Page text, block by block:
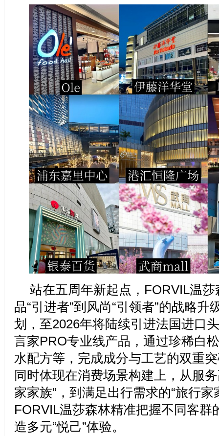
站在五周年新起点，FORVIL温
品“引进者”到风尚“引领者”的战略升
划，至2026年将陆续引进法国进口
言家PRO专业线产品，通过珍稀白
水配方等，完成成分与工艺的双重
同时体现在消费场景构建上，从服
家家族”，到满足出行需求的“旅行家
FORVIL温莎森林精准把握不同客群
造多元“悦己”体验。